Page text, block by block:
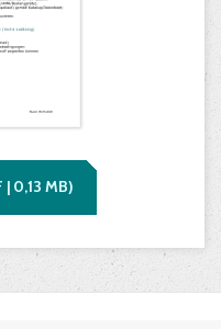
| 0,13 MB)